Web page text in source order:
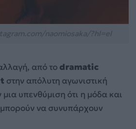
από τοdramatic
στην απόλυτη αγωνιστική
υπενθύμιση ότι η μόδα και
να συνυπάρχουν